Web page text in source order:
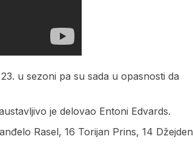
u sezoni pa su sada u opasnosti da
je delovao Entoni Edvards.
Rasel, 16 Torijan Prins, 14 Džejden